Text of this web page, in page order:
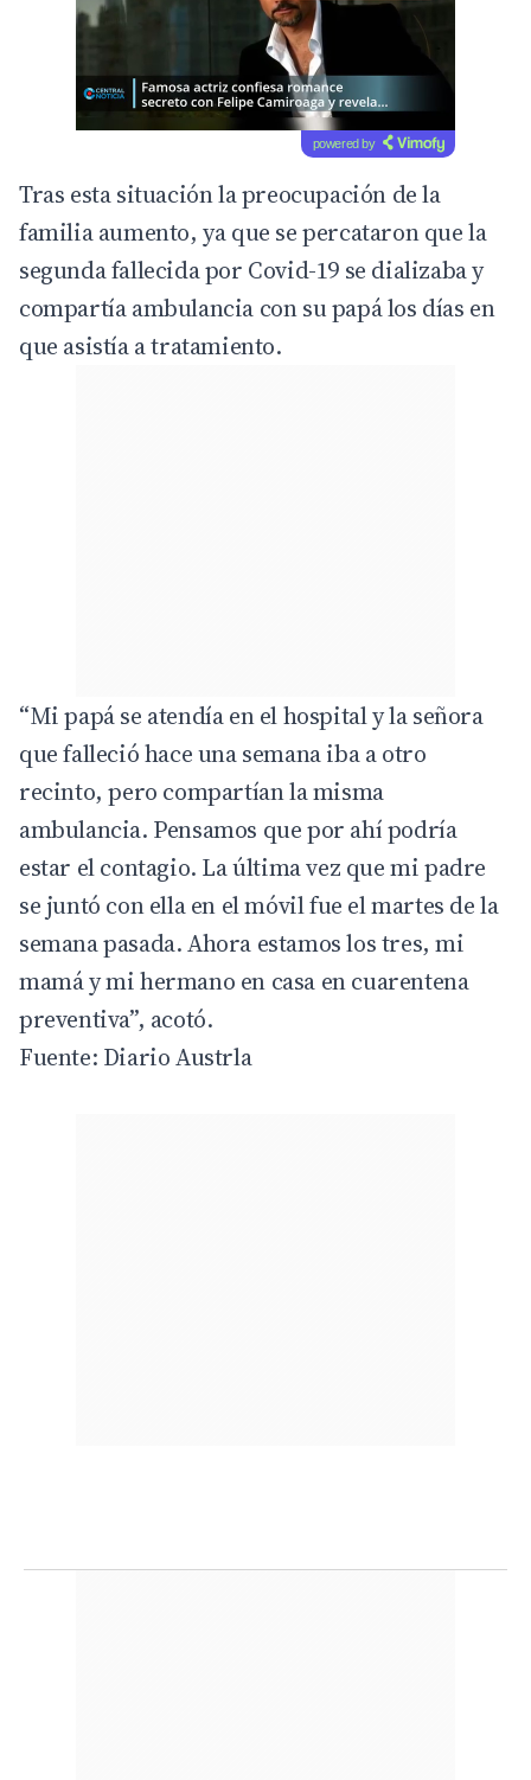
powered by
Tras esta situación la preocupación de la
familia aumento, ya que se percataron que la
segunda fallecida por Covid-19 se dializaba y
compartía ambulancia con su papá los días en
que asistía a tratamiento.
“Mi papá se atendía en el hospital y la señora
que falleció hace una semana iba a otro
recinto, pero compartían la misma
ambulancia. Pensamos que por ahí podría
estar el contagio. La última vez que mi padre
se juntó con ella en el móvil fue el martes de la
semana pasada. Ahora estamos los tres, mi
mamá y mi hermano en casa en cuarentena
preventiva”, acotó.
Fuente: Diario Austrla